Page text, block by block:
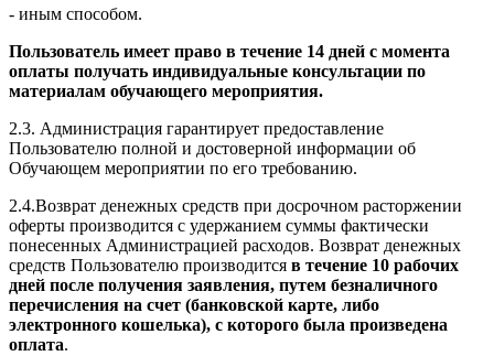
- иным способом.
Пользователь имеет право в течение 14 дней с момента
оплаты получать индивидуальные консультации по
материалам обучающего мероприятия.
2.3. Администрация гарантирует предоставление
Пользователю полной и достоверной информации об
Обучающем мероприятии по его требованию.
2.4.Возврат денежных средств при досрочном расторжении
оферты производится с удержанием суммы фактически
понесенных Администрацией расходов. Возврат денежных
средств Пользователю производится в течение 10 рабочих
дней после получения заявления, путем безналичного
перечисления на счет (банковской карте, либо
электронного кошелька), с которого была произведена
оплата.